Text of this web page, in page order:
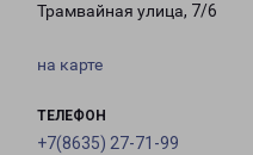
Трамвайная улица, 7/6
на карте
ТЕЛЕФОН
+7(8635) 27-71-99